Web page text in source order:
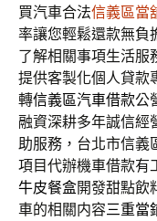
買汽車合法信義區當
率讓您輕鬆還款無負
了解相關事項生活服
提供客製化個人貸款
轉信義區汽車借款公
融資深耕多年誠信經
助服務，台北市信義
項目代辦機車借款有
牛皮餐盒開發甜點飲
車的相關内容三重當